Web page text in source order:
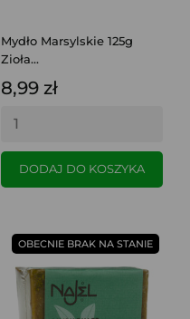
Mydło Marsylskie 125g
Zioła...
8,99 zł
DODAJ DO KOSZYKA
OBECNIE BRAK NA STANIE